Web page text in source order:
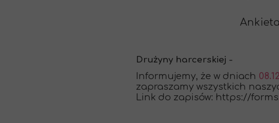
Drużyny harcerskiej -
Informujemy, że w dniach
zapraszamy wszystkich
Link do zapisów: https://